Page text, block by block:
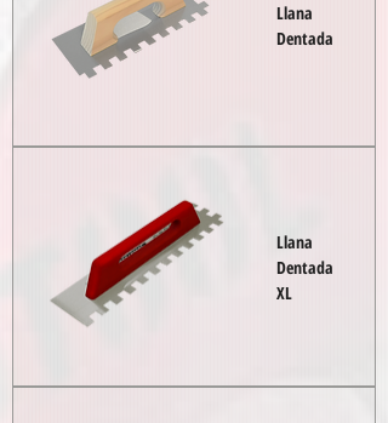
Llana
Dentada
Llana
Dentada
XL